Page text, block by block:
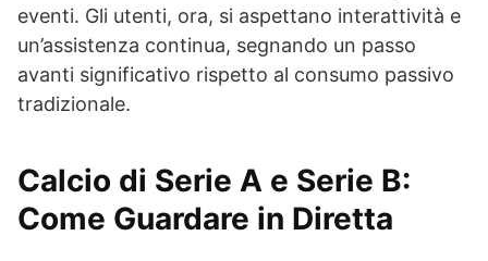
eventi. Gli utenti, ora, si aspettano interattività e
un’assistenza continua, segnando un passo
avanti significativo rispetto al consumo passivo
tradizionale.
Calcio di Serie A e Serie B:
Come Guardare in Diretta